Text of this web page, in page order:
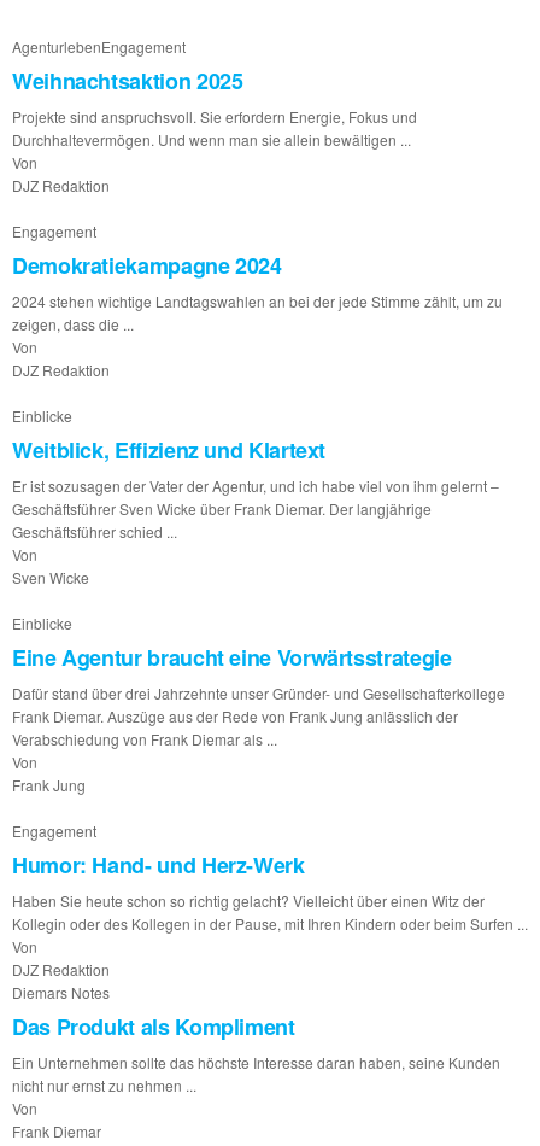
AgenturlebenEngagement
Weihnachtsaktion 2025
Projekte sind anspruchsvoll. Sie erfordern Energie, Fokus und
Durchhaltevermögen. Und wenn man sie allein bewältigen ...
Von
DJZ Redaktion
Engagement
Demokratiekampagne 2024
2024 stehen wichtige Landtagswahlen an bei der jede Stimme zählt, um zu
zeigen, dass die ...
Von
DJZ Redaktion
Einblicke
Weitblick, Effizienz und Klartext
Er ist sozusagen der Vater der Agentur, und ich habe viel von ihm gelernt –
Geschäftsführer Sven Wicke über Frank Diemar. Der langjährige
Geschäftsführer schied ...
Von
Sven Wicke
Einblicke
Eine Agentur braucht eine Vorwärtsstrategie
Dafür stand über drei Jahrzehnte unser Gründer- und Gesellschafterkollege
Frank Diemar. Auszüge aus der Rede von Frank Jung anlässlich der
Verabschiedung von Frank Diemar als ...
Von
Frank Jung
Engagement
Humor: Hand- und Herz-Werk
Haben Sie heute schon so richtig gelacht? Vielleicht über einen Witz der
Kollegin oder des Kollegen in der Pause, mit Ihren Kindern oder beim Surfen ...
Von
DJZ Redaktion
Diemars Notes
Das Produkt als Kompliment
Ein Unternehmen sollte das höchste Interesse daran haben, seine Kunden
nicht nur ernst zu nehmen ...
Von
Frank Diemar